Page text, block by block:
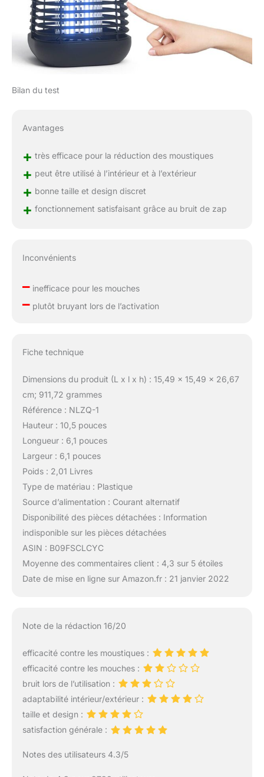
Bilan du test
Avantages
+ très efficace pour la réduction des moustiques
+ peut être utilisé à l’intérieur et à l’extérieur
+ bonne taille et design discret
+ fonctionnement satisfaisant grâce au bruit de zap
Inconvénients
–inefficace pour les mouches
–plutôt bruyant lors de l’activation
Fiche technique
Dimensions du produit (L x l x h) : 15,49 x 15,49 x 26,67
cm; 911,72 grammes
Référence : NLZQ-1
Hauteur : 10,5 pouces
Longueur : 6,1 pouces
Largeur : 6,1 pouces
Poids : 2,01 Livres
Type de matériau : Plastique
Source d’alimentation : Courant alternatif
Disponibilité des pièces détachées : Information
indisponible sur les pièces détachées
ASIN : B09FSCLCYC
Moyenne des commentaires client : 4,3 sur 5 étoiles
Date de mise en ligne sur Amazon.fr : 21 janvier 2022
Note de la rédaction 16/20
efficacité contre les moustiques :
efficacité contre les mouches :
bruit lors de l’utilisation :
adaptabilité intérieur/extérieur :
taille et design :
satisfaction générale :
Notes des utilisateurs 4.3/5